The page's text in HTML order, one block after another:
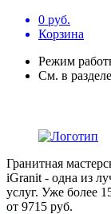
0 руб.
Корзина
Режим
См. в
Гранитная
iGranit - одна из
услуг. Уже более
от 9715 руб.